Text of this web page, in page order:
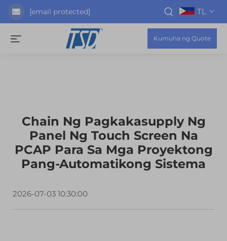
[email protected] TL
Kumuha ng Quote
Chain Ng Pagkakasupply Ng
Panel Ng Touch Screen Na
PCAP Para Sa Mga Proyektong
Pang-Automatikong Sistema
2026-07-03 10:30:00